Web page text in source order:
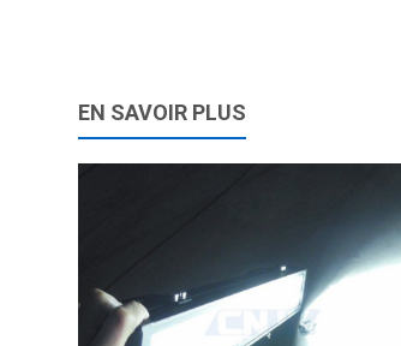
EN SAVOIR PLUS